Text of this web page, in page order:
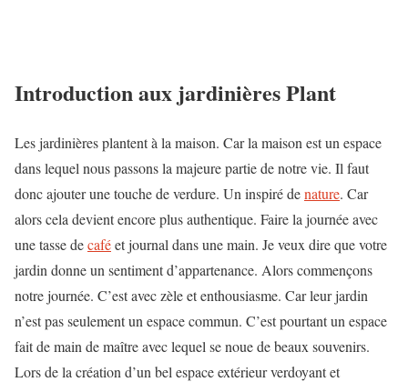
Introduction aux jardinières Plant
Les jardinières plantent à la maison. Car la maison est un espace
dans lequel nous passons la majeure partie de notre vie. Il faut
donc ajouter une touche de verdure. Un inspiré denature. Car
alors cela devient encore plus authentique. Faire la journée avec
une tasse decaféet journal dans une main. Je veux dire que votre
jardin donne un sentiment d’appartenance. Alors commençons
notre journée. C’est avec zèle et enthousiasme. Car leur jardin
n’est pas seulement un espace commun. C’est pourtant un espace
fait de main de maître avec lequel se noue de beaux souvenirs.
Lors de la création d’un bel espace extérieur verdoyant et